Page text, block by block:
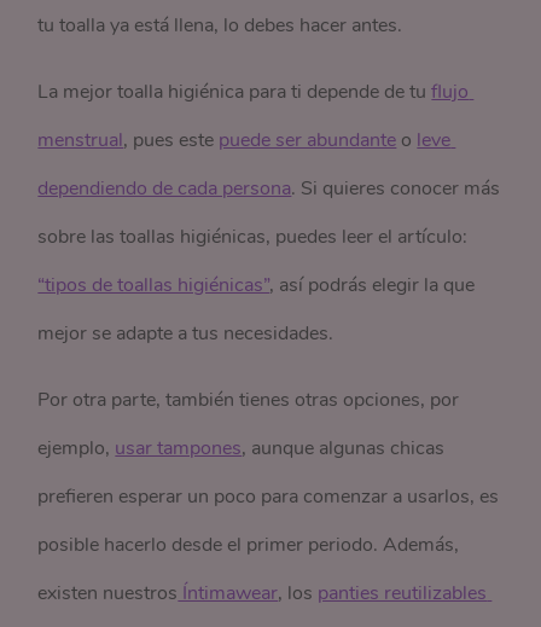
tu toalla ya está llena, lo debes hacer antes.
La mejor toalla higiénica para ti depende de tuflujo
menstrual, pues este puede ser abundante o leve
dependiendo de cada persona. Si quieres conocer más
sobre las toallas higiénicas, puedes leer el artículo:
“tipos de toallas higiénicas”, así podrás elegir la que
mejor se adapte a tus necesidades.
Por otra parte, también tienes otras opciones, por
ejemplo, usar tampones, aunque algunas chicas
prefieren esperar un poco para comenzar a usarlos, es
posible hacerlo desde el primer periodo. Además,
existen nuestros Íntimawear, los panties reutilizables